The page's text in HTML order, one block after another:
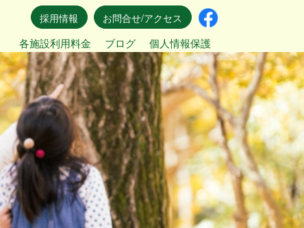
採用情報
お問合せ/アクセス
各施設利用料金 ブログ 個人情報保護